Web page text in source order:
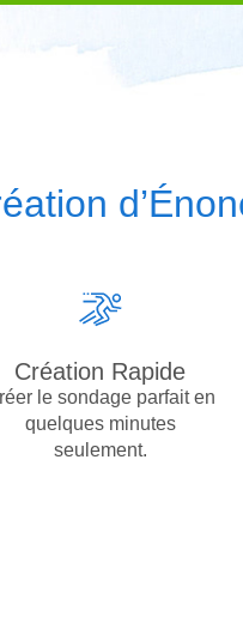
Création Rapide
le sondage parfait en
quelques minutes
seulement.